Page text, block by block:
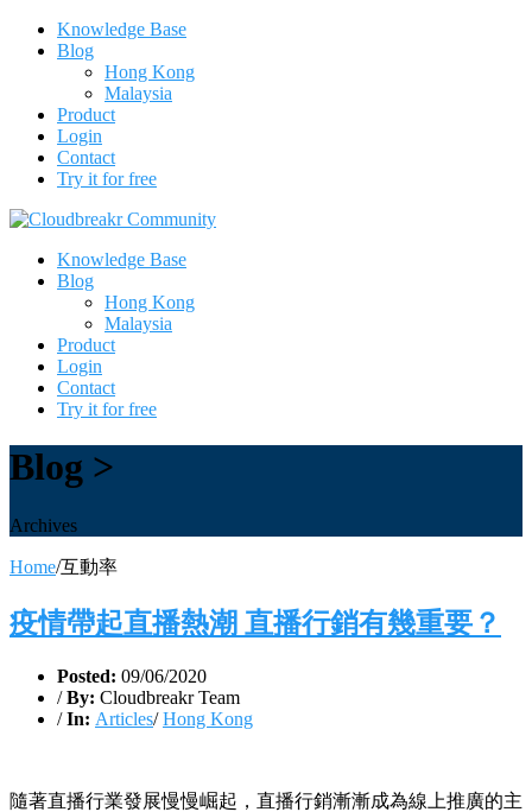
Knowledge Base
Blog
Hong Kong
Malaysia
Product
Login
Contact
Try it for free
Knowledge Base
Blog
Hong Kong
Malaysia
Product
Login
Contact
Try it for free
Blog >
Archives
Home/互動率
疫情帶起直播熱潮 直播行銷有幾重要？
Posted: 09/06/2020
/ By: Cloudbreakr Team
/ In: Articles/Hong Kong
隨著直播行業發展慢慢崛起，直播行銷漸漸成為線上推廣的主